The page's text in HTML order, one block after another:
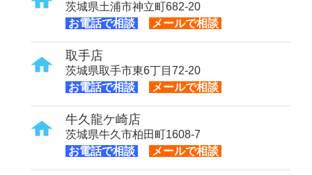
茨城県土浦市神立町682-20
お電話で相談
メールで相談
取手店
茨城県取手市東6丁目72-20
お電話で相談
メールで相談
牛久龍ケ崎店
茨城県牛久市柏田町1608-7
お電話で相談
メールで相談